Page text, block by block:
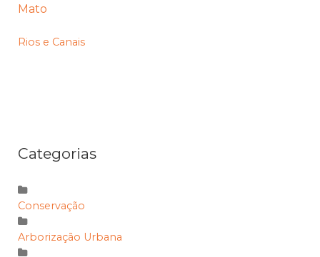
Mato
Rios e Canais
Categorias
Conservação
Arborização Urbana